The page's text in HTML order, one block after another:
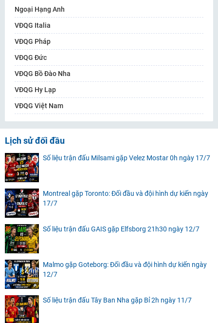
Ngoại Hạng Anh
VĐQG Italia
VĐQG Pháp
VĐQG Đức
VĐQG Bồ Đào Nha
VĐQG Hy Lạp
VĐQG Việt Nam
Lịch sử đối đầu
Số liệu trận đấu Milsami gặp Velez Mostar 0h ngày 17/7
Montreal gặp Toronto: Đối đầu và đội hình dự kiến ngày
17/7
Số liệu trận đấu GAIS gặp Elfsborg 21h30 ngày 12/7
Malmo gặp Goteborg: Đối đầu và đội hình dự kiến ngày
12/7
Số liệu trận đấu Tây Ban Nha gặp Bỉ 2h ngày 11/7